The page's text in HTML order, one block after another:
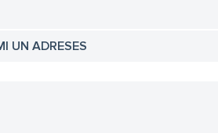
UN ADRESES